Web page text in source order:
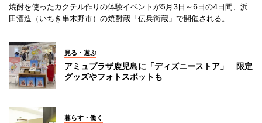
焼酎を使ったカクテル作りの体験イベントが5月3日～6日の4日間、浜
田酒造（いちき串木野市）の焼酎蔵「伝兵衛蔵」で開催される。
見る・遊ぶ
アミュプラザ鹿児島に「ディズニーストア」 限定
グッズやフォトスポットも
暮らす・働く